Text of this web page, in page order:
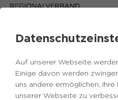
Auf unserer Webseite
Einige davon werden
uns andere ermöglichen,
unserer Webseite zu
Zurück zur Übersicht